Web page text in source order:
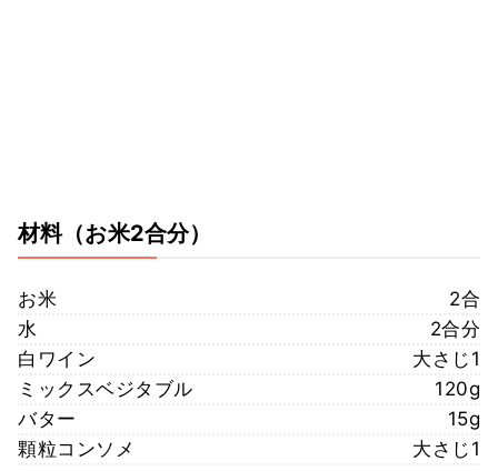
材料（お米2合分）
お米
2合
水
2合分
白ワイン
大さじ1
ミックスベジタブル
120g
バター
15g
顆粒コンソメ
大さじ1